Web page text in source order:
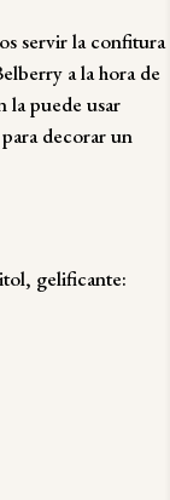
servir la confitura
a la hora de
la puede usar
decorar un
gelificante: